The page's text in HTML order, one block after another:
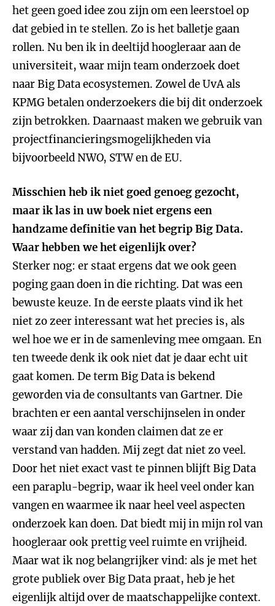
het geen goed idee zou zijn om een leerstoel op
dat gebied in te stellen. Zo is het balletje gaan
rollen. Nu ben ik in deeltijd hoogleraar aan de
universiteit, waar mijn team onderzoek doet
naar Big Data ecosystemen. Zowel de UvA als
KPMG betalen onderzoekers die bij dit onderzoek
zijn betrokken. Daarnaast maken we gebruik van
projectfinancieringsmogelijkheden via
bijvoorbeeld NWO, STW en de EU.
Misschien heb ik niet goed genoeg gezocht,
maar ik las in uw boek niet ergens een
handzame definitie van het begrip Big Data.
Waar hebben we het eigenlijk over?
Sterker nog: er staat ergens dat we ook geen
poging gaan doen in die richting. Dat was een
bewuste keuze. In de eerste plaats vind ik het
niet zo zeer interessant wat het precies is, als
wel hoe we er in de samenleving mee omgaan. En
ten tweede denk ik ook niet dat je daar echt uit
gaat komen. De term Big Data is bekend
geworden via de consultants van Gartner. Die
brachten er een aantal verschijnselen in onder
waar zij dan van konden claimen dat ze er
verstand van hadden. Mij zegt dat niet zo veel.
Door het niet exact vast te pinnen blijft Big Data
een paraplu-begrip, waar ik heel veel onder kan
vangen en waarmee ik naar heel veel aspecten
onderzoek kan doen. Dat biedt mij in mijn rol van
hoogleraar ook prettig veel ruimte en vrijheid.
Maar wat ik nog belangrijker vind: als je met het
grote publiek over Big Data praat, heb je het
eigenlijk altijd over de maatschappelijke context.